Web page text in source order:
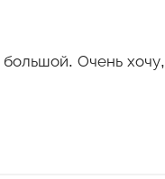
Очень хочу,